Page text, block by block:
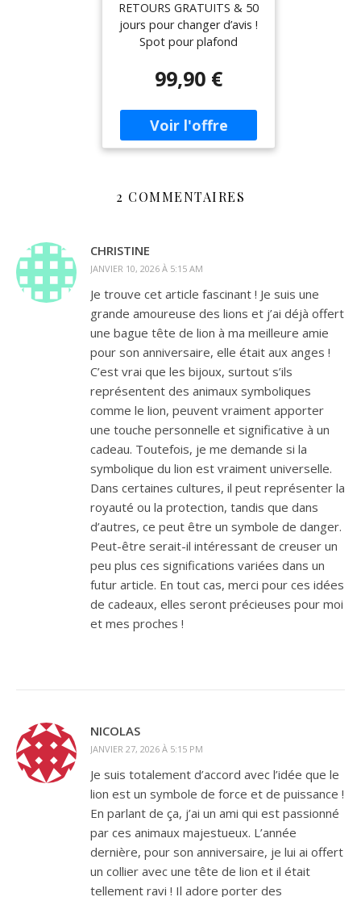
des pixels LED juste
devant le luminaire. Sa
construction en acier est
rigueurs des tournées
fréquentes.Données
techniques: Longueur
(mm): 505 mm, Largueur
(mm): 225 mm, Hauteur
Couleur: Black
GU10 Top TK
Lighting, dimmable,
noir, Salon / Salle à
Moderne, Projecteur
RETOURS GRATUITS & 50
jours pour changer d’avis !
Spot pour plafond
quatre têtes cylindriques
Le spot pour plafond
GU10 Top en acier avec
finition noire se compose
d'une longue rosace et de
dernières sont orientables,
99,90 €
2 COMMENTAIRES
CHRISTINE
JANVIER 10, 2026 À 5:15 AM
Je trouve cet article fascinant ! Je suis une
grande amoureuse des lions et j’ai déjà offert
une bague tête de lion à ma meilleure amie
pour son anniversaire, elle était aux anges !
C’est vrai que les bijoux, surtout s’ils
représentent des animaux symboliques
comme le lion, peuvent vraiment apporter
une touche personnelle et significative à un
cadeau. Toutefois, je me demande si la
symbolique du lion est vraiment universelle.
Dans certaines cultures, il peut représenter la
royauté ou la protection, tandis que dans
d’autres, ce peut être un symbole de danger.
Peut-être serait-il intéressant de creuser un
peu plus ces significations variées dans un
futur article. En tout cas, merci pour ces idées
de cadeaux, elles seront précieuses pour moi
et mes proches !
NICOLAS
JANVIER 27, 2026 À 5:15 PM
Je suis totalement d’accord avec l’idée que le
lion est un symbole de force et de puissance !
En parlant de ça, j’ai un ami qui est passionné
par ces animaux majestueux. L’année
dernière, pour son anniversaire, je lui ai offert
un collier avec une tête de lion et il était
tellement ravi ! Il adore porter des